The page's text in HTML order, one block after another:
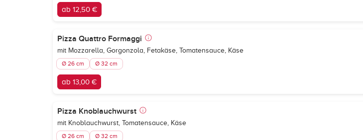
ab 12,50 €
Pizza Quattro Formaggi
mit Mozzarella, Gorgonzola, Fetakäse, Tomatensauce, Käse
Ø 26 cm Ø 32 cm
ab 13,00 €
Pizza Knoblauchwurst
mit Knoblauchwurst, Tomatensauce, Käse
Ø 26 cm Ø 32 cm